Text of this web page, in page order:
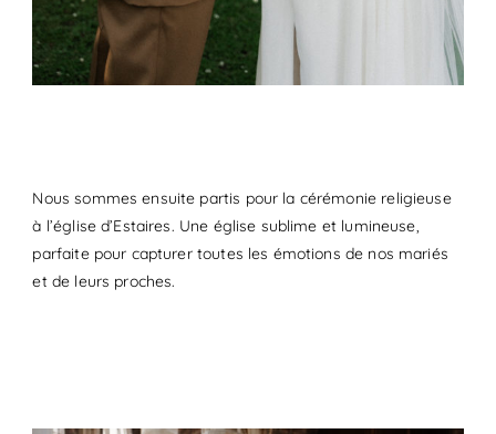
Nous sommes ensuite partis pour la cérémonie religieuse
à l’église d’Estaires. Une église sublime et lumineuse,
parfaite pour capturer toutes les émotions de nos mariés
et de leurs proches.